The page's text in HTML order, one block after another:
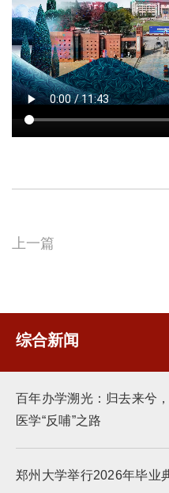
上一篇
综合新闻
百年办学溯光：归去来兮
医学“反哺”之路
郑州大学举行2026年毕业